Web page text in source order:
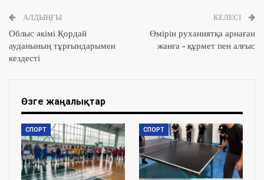
АЛДЫҢҒЫ
Облыс әкімі Қордай
ауданының тұрғындарымен
кездесті
КЕЛЕСІ
Өмірін руханиятқа арнаған
жанға – құрмет пен алғыс
Өзге жаңалықтар
СПОРТ СПОРТ